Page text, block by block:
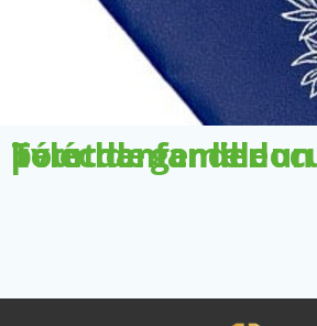
Télécharger le document pour demander un nouveau livret de famille